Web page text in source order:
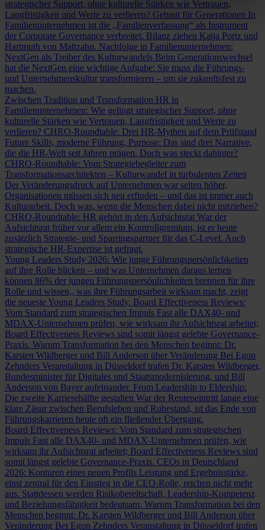
strategischer Support, ohne kulturelle Stärken wie Vertrauen,
Langfristigkeit und Werte zu verlieren? Gebaut für Generationen In
Familienunternehmen ist die „Familienverfassung“ als Instrument
der Corporate Governance verbreitet. Bilanz ziehen Katja Portz und
Hartmuth von Maltzahn. Nachfolge in Familienunternehmen:
NextGen als Treiber des Kulturwandels Beim Generationswechsel
hat die NextGen eine wichtige Aufgabe: Sie muss die Führungs-
und Unternehmenskultur transformieren – um sie zukunftsfest zu
machen.
Zwischen Tradition und Transformation HR in
Familienunternehmen: Wie gelingt strategischer Support, ohne
kulturelle Stärken wie Vertrauen, Langfristigkeit und Werte zu
verlieren? CHRO-Roundtable: Drei HR-Mythen auf dem Prüfstand
Future Skills, moderne Führung, Purpose: Das sind drei Narrative,
die die HR-Welt seit Jahren prägen. Doch was steckt dahinter?
CHRO-Roundtable: Vom Strategiebegleiter zum
Transformationsarchitekten – Kulturwandel in turbulenten Zeiten
Der Veränderungsdruck auf Unternehmen war selten höher,
Organisationen müssen sich neu erfinden – und das ist immer auch
Kulturarbeit. Doch was, wenn die Menschen dabei nicht mitziehen?
CHRO-Roundtable: HR gehört in den Aufsichtsrat War der
Aufsichtsrat früher vor allem ein Kontrollgremium, ist er heute
zusätzlich Strategie- und Sparringspartner für das C-Level. Auch
strategische HR-Expertise ist gefragt.
Young Leaders Study 2026: Wie junge Führungspersönlichkeiten
auf ihre Rolle blicken – und was Unternehmen daraus lernen
können 86% der jungen Führungspersönlichkeiten brennen für ihre
Rolle und wissen,, was ihre Führungsarbeit wirksam macht, zeigt
die neueste Young Leaders Study. Board Effectiveness Reviews:
Vom Standard zum strategischen Impuls Fast alle DAX40- und
MDAX-Unternehmen prüfen, wie wirksam ihr Aufsichtsrat arbeitet;
Board Effectiveness Reviews sind somit längst gelebte Governance-
Praxis. Warum Transformation bei den Menschen beginnt: Dr.
Karsten Wildberger und Bill Anderson über Veränderung Bei Egon
Zehnders Veranstaltung in Düsseldorf trafen Dr. Karsten Wildberger,
Bundesminister für Digitales und Staatsmodernisierung, und Bill
Anderson von Bayer aufeinander. From Leadership to Eldership:
Die zweite Karrierehälfte gestalten War der Renteneintritt lange eine
klare Zäsur zwischen Berufsleben und Ruhestand, ist das Ende von
Führungskarrieren heute oft ein fließender Übergang.
Board Effectiveness Reviews: Vom Standard zum strategischen
Impuls Fast alle DAX40- und MDAX-Unternehmen prüfen, wie
wirksam ihr Aufsichtsrat arbeitet; Board Effectiveness Reviews sind
somit längst gelebte Governance-Praxis. CEOs in Deutschland
2026: Konturen eines neuen Profils Leistung und Ergebnisstärke,
einst zentral für den Einstieg in die CEO-Rolle, reichen nicht mehr
aus. Stattdessen werden Risikobereitschaft, Leadership-Kompetenz
und Beziehungsfähigkeit bedeutsam. Warum Transformation bei den
Menschen beginnt: Dr. Karsten Wildberger und Bill Anderson über
Veränderung Bei Egon Zehnders Veranstaltung in Düsseldorf trafen